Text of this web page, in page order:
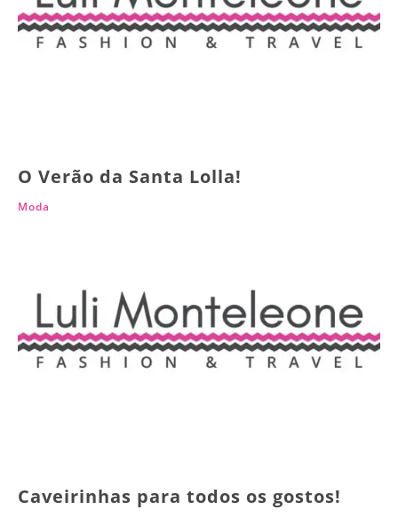
O Verão da Santa Lolla!
Moda
Caveirinhas para todos os gostos!